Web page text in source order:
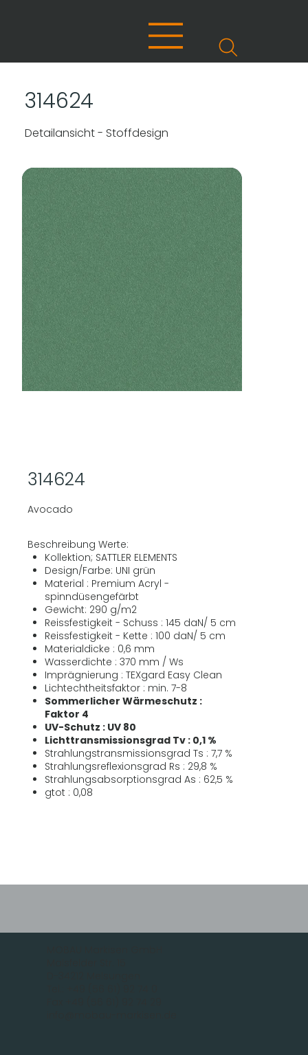
314624
Detailansicht - Stoffdesign
314624
Avocado
Beschreibung Werte:
Kollektion; SATTLER ELEMENTS
Design/Farbe: UNI grün
Material : Premium Acryl -
spinndüsengefärbt
Gewicht: 290 g/m2
Reissfestigkeit - Schuss : 145 daN/ 5 cm
Reissfestigkeit - Kette : 100 daN/ 5 cm
Materialdicke : 0,6 mm
Wasserdichte : 370 mm / Ws
Imprägnierung : TEXgard Easy Clean
Lichtechtheitsfaktor : min. 7-8
Sommerlicher Wärmeschutz :
Faktor 4
UV-Schutz : UV 80
Lichttransmissionsgrad Tv : 0,1 %
Strahlungstransmissionsgrad Ts : 7,7 %
Strahlungsreflexionsgrad Rs : 29,8 %
Strahlungsabsorptionsgrad As : 62,5 %
gtot : 0,08